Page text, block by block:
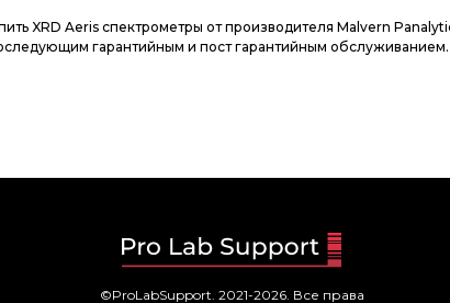
XRD Aeris спектрометры от производителя Malvern
гарантийным и пост гарантийным обслуживанием.
©ProLabSupport. 2021-2026. Все права